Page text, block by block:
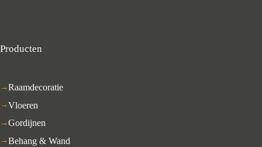
Producten
Raamdecoratie
Vloeren
Gordijnen
Behang & Wand